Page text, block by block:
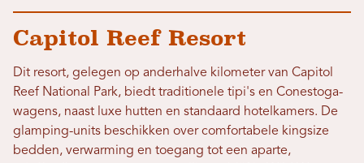
Capitol Reef Resort
Dit resort, gelegen op anderhalve kilometer van Capitol
Reef National Park, biedt traditionele tipi's en Conestoga-
wagens, naast luxe hutten en standaard hotelkamers. De
glamping-units beschikken over comfortabele kingsize
bedden, verwarming en toegang tot een aparte,